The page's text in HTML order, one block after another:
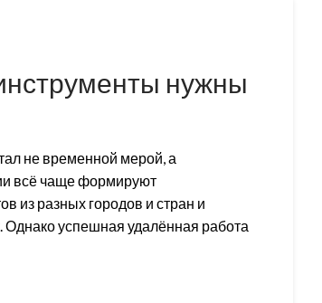
нужны
не временной мерой, а
всё чаще формируют
из разных городов и стран и
успешная удалённая работа